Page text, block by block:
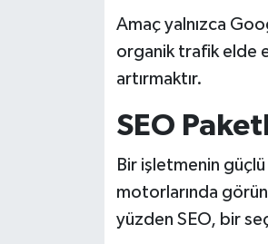
Amaç yalnızca
organik trafik elde
artırmaktır.
SEO
Bir işletmenin
motorlarında
yüzden SEO, bir